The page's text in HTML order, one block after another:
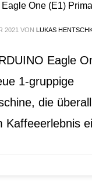
One (E1) Prima
2021 VON LUKAS
Eagle
1-gruppige
die
Kaffeeerlebnis